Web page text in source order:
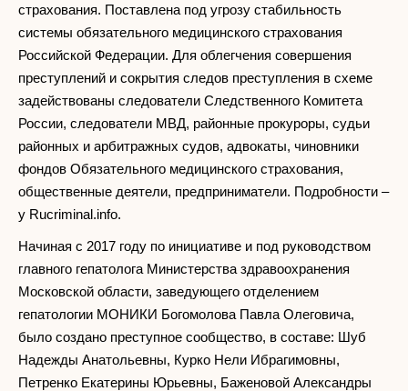
страхования. Поставлена под угрозу стабильность
системы обязательного медицинского страхования
Российской Федерации. Для облегчения совершения
преступлений и сокрытия следов преступления в схеме
задействованы следователи Следственного Комитета
России, следователи МВД, районные прокуроры, судьи
районных и арбитражных судов, адвокаты, чиновники
фондов Обязательного медицинского страхования,
общественные деятели, предприниматели. Подробности –
у Rucriminal.info.
Начиная с 2017 году по инициативе и под руководством
главного гепатолога Министерства здравоохранения
Московской области, заведующего отделением
гепатологии МОНИКИ Богомолова Павла Олеговича,
было создано преступное сообщество, в составе: Шуб
Надежды Анатольевны, Курко Нели Ибрагимовны,
Петренко Екатерины Юрьевны, Баженовой Александры